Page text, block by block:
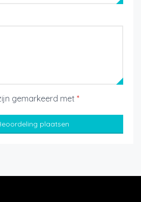
gemarkeerd met *
plaatsen